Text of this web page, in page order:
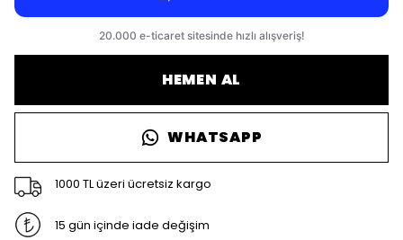
HEMEN AL
WHATSAPP
1000 TL üzeri ücretsiz kargo
15 gün içinde iade değişim